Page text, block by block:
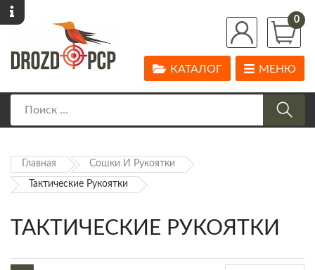
0
МЕНЮ
КАТАЛОГ
Главная Сошки И Рукоятки
Тактические Рукоятки
ТАКТИЧЕСКИЕ РУКОЯТКИ